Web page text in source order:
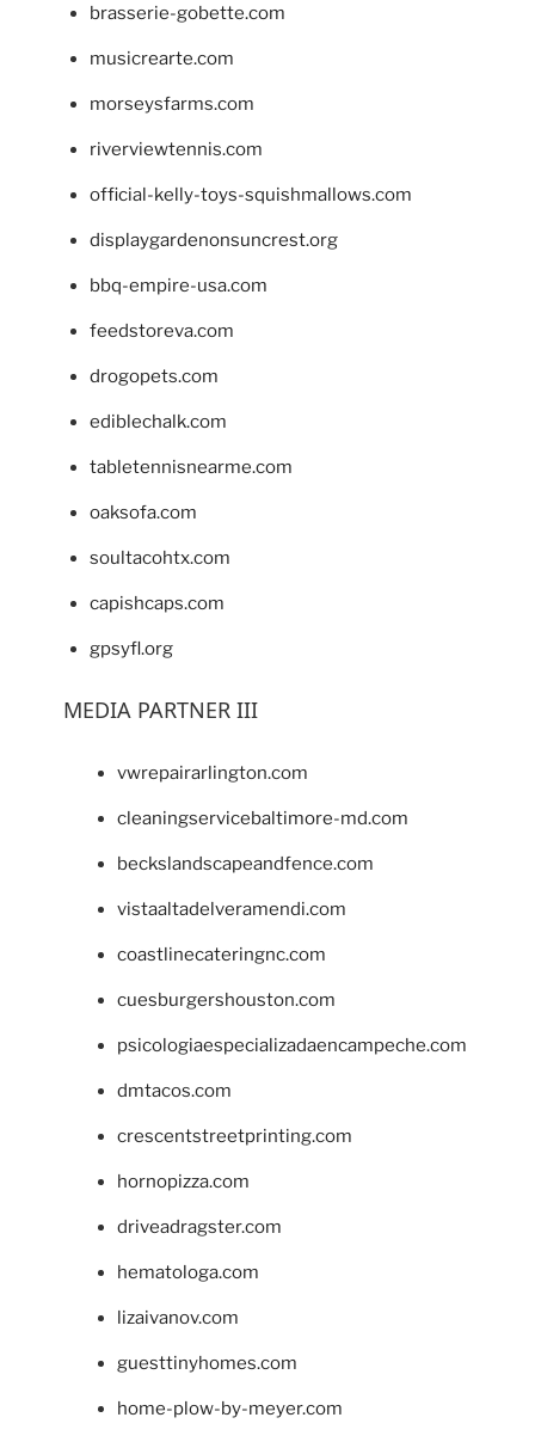
brasserie-gobette.com
musicrearte.com
morseysfarms.com
riverviewtennis.com
official-kelly-toys-squishmallows.com
displaygardenonsuncrest.org
bbq-empire-usa.com
feedstoreva.com
drogopets.com
ediblechalk.com
tabletennisnearme.com
oaksofa.com
soultacohtx.com
capishcaps.com
gpsyfl.org
MEDIA PARTNER III
vwrepairarlington.com
cleaningservicebaltimore-md.com
beckslandscapeandfence.com
vistaaltadelveramendi.com
coastlinecateringnc.com
cuesburgershouston.com
psicologiaespecializadaencampeche.com
dmtacos.com
crescentstreetprinting.com
hornopizza.com
driveadragster.com
hematologa.com
lizaivanov.com
guesttinyhomes.com
home-plow-by-meyer.com